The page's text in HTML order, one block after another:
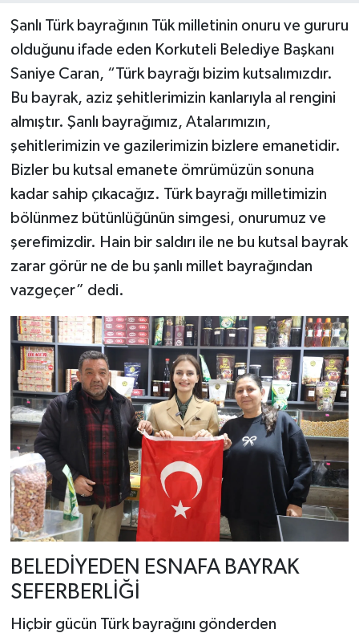
Şanlı Türk bayrağının Tük milletinin onuru ve gururu
olduğunu ifade eden Korkuteli Belediye Başkanı
Saniye Caran, “Türk bayrağı bizim kutsalımızdır.
Bu bayrak, aziz şehitlerimizin kanlarıyla al rengini
almıştır. Şanlı bayrağımız, Atalarımızın,
şehitlerimizin ve gazilerimizin bizlere emanetidir.
Bizler bu kutsal emanete ömrümüzün sonuna
kadar sahip çıkacağız. Türk bayrağı milletimizin
bölünmez bütünlüğünün simgesi, onurumuz ve
şerefimizdir. Hain bir saldırı ile ne bu kutsal bayrak
zarar görür ne de bu şanlı millet bayrağından
vazgeçer” dedi.
BELEDİYEDEN ESNAFA BAYRAK
SEFERBERLİĞİ
Hiçbir gücün Türk bayrağını gönderden